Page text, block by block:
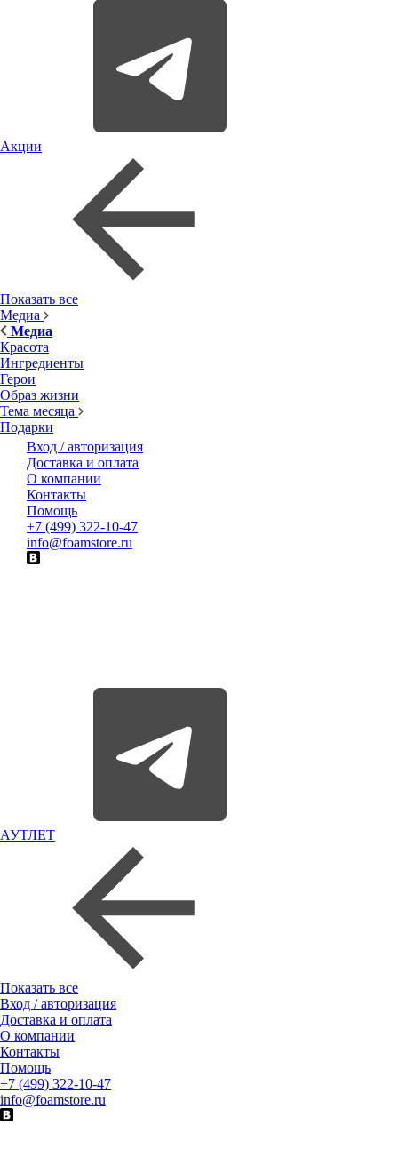
Акции
Показать все
Медиа
Медиа
Красота
Ингредиенты
Герои
Образ жизни
Тема месяца
Подарки
Вход / авторизация
Доставка и оплата
О компании
Контакты
Помощь
+7 (499) 322-10-47
info@foamstore.ru
АУТЛЕТ
Показать все
Вход / авторизация
Доставка и оплата
О компании
Контакты
Помощь
+7 (499) 322-10-47
info@foamstore.ru